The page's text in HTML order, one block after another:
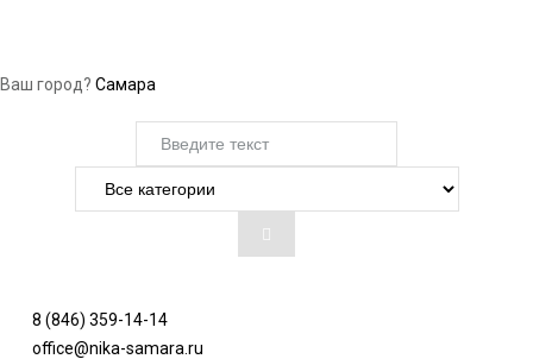
Ваш город? Самара
8 (846) 359-14-14
office@nika-samara.ru